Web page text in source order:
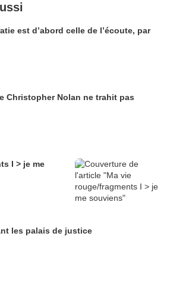
est d’abord celle de l’écoute, par
Christopher Nolan ne trahit pas
I > je me
les palais de justice